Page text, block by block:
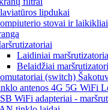
lipdukai
stovai ir laikikliai
Laidiniai
Belaidžiai
(switch)
antenos 4G 5G WiFi
WiFi adapteriai -